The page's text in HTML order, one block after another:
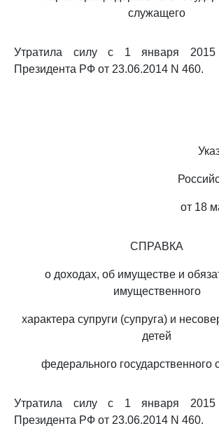
служащего
Утратила силу с 1 января
Президента РФ от 23.06.2014 N 460.
от 18
СПРАВКА
о доходах, об имуществе и
имущественного
характера супруги (супруга) и
детей
федерального государственного
Утратила силу с 1 января
Президента РФ от 23.06.2014 N 460.